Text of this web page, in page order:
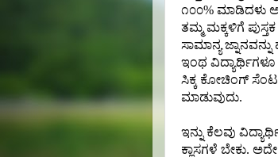
೧೦೦% ಮಾಡಿದಳು
ತಮ್ಮ ಮಕ್ಕಳಿಗೆ
ಸಾಮಾನ್ಯ
ಇಂಥ
ಸಿಕ್ಕ ಕೋಚಿಂಗ್
ಮಾಡುವುದು.
ಇನ್ನು ಕೆಲವು
ಕ್ಲಾಸಗಳೆ ಬೇಕು.